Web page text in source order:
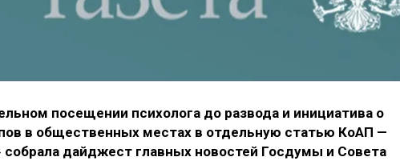
посещении психолога до развода и инициатива о
в общественных местах в отдельную статью КоАП —
собрала дайджест главных новостей Госдумы и Совета